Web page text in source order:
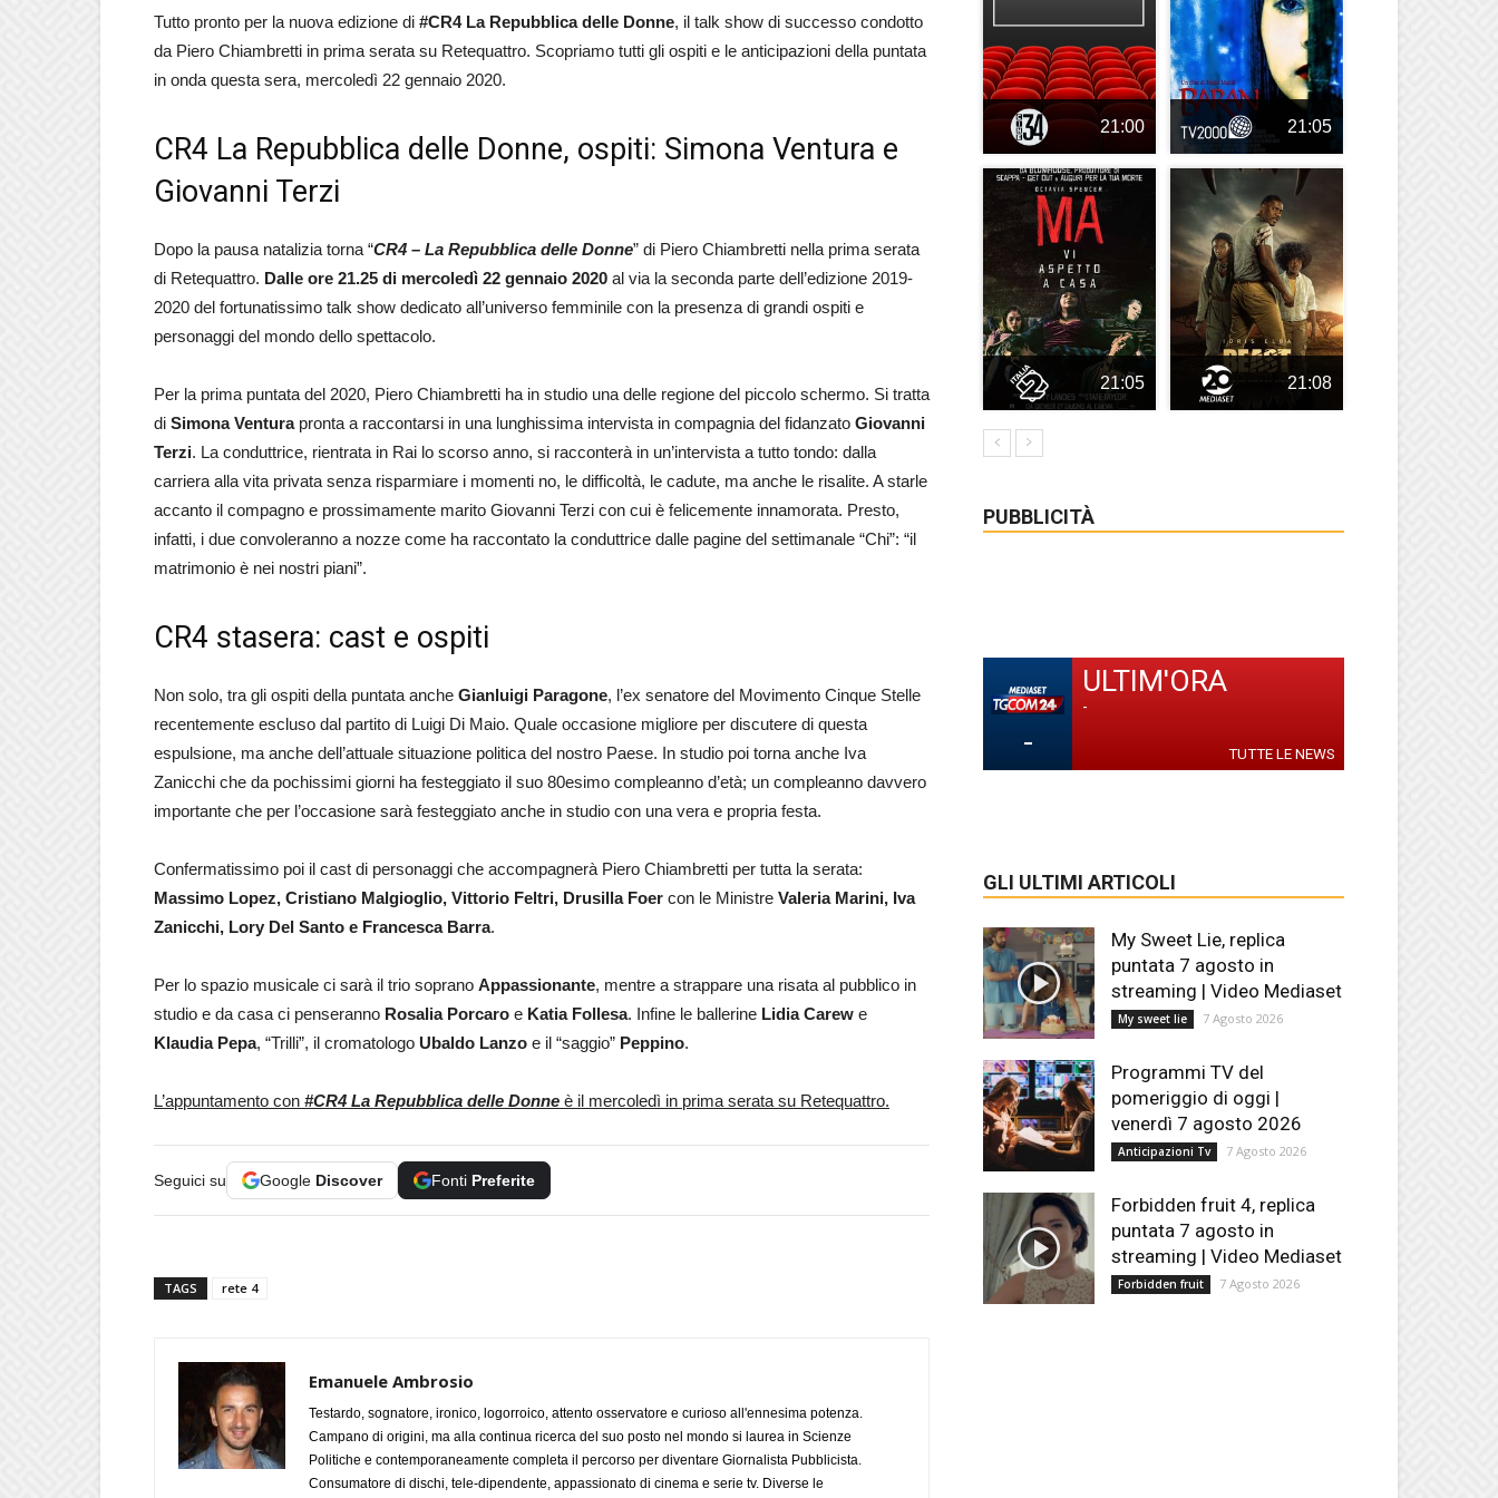
Tutto pronto per la nuova edizione di #CR4 La Repubblica delle Donne, il talk show di successo condotto
da Piero Chiambretti in prima serata su Retequattro. Scopriamo tutti gli ospiti e le anticipazioni della puntata
in onda questa sera, mercoledì 22 gennaio 2020.
CR4 La Repubblica delle Donne, ospiti: Simona Ventura e
Giovanni Terzi
Dopo la pausa natalizia torna “CR4 – La Repubblica delle Donne” di Piero Chiambretti nella prima serata
di Retequattro. Dalle ore 21.25 di mercoledì 22 gennaio 2020 al via la seconda parte dell’edizione 2019-
2020 del fortunatissimo talk show dedicato all’universo femminile con la presenza di grandi ospiti e
personaggi del mondo dello spettacolo.
Per la prima puntata del 2020, Piero Chiambretti ha in studio una delle regione del piccolo schermo. Si tratta
di Simona Venturapronta a raccontarsi in una lunghissima intervista in compagnia del fidanzato Giovanni
Terzi. La conduttrice, rientrata in Rai lo scorso anno, si racconterà in un’intervista a tutto tondo: dalla
carriera alla vita privata senza risparmiare i momenti no, le difficoltà, le cadute, ma anche le risalite. A starle
accanto il compagno e prossimamente marito Giovanni Terzi con cui è felicemente innamorata. Presto,
infatti, i due convoleranno a nozze come ha raccontato la conduttrice dalle pagine del settimanale “Chi”: “il
matrimonio è nei nostri piani”.
CR4 stasera: cast e ospiti
Non solo, tra gli ospiti della puntata anche Gianluigi Paragone, l’ex senatore del Movimento Cinque Stelle
recentemente escluso dal partito di Luigi Di Maio. Quale occasione migliore per discutere di questa
espulsione, ma anche dell’attuale situazione politica del nostro Paese. In studio poi torna anche Iva
Zanicchi che da pochissimi giorni ha festeggiato il suo 80esimo compleanno d’età; un compleanno davvero
importante che per l’occasione sarà festeggiato anche in studio con una vera e propria festa.
Confermatissimo poi il cast di personaggi che accompagnerà Piero Chiambretti per tutta la serata:
Massimo Lopez, Cristiano Malgioglio, Vittorio Feltri, Drusilla Foer con le Ministre Valeria Marini, Iva
Zanicchi, Lory Del Santo e Francesca Barra.
Per lo spazio musicale ci sarà il trio soprano Appassionante, mentre a strappare una risata al pubblico in
studio e da casa ci penseranno Rosalia Porcaro e Katia Follesa. Infine le ballerine Lidia Carew e
Klaudia Pepa, “Trilli”, il cromatologo Ubaldo Lanzo e il “saggio” Peppino.
L’appuntamento con #CR4 La Repubblica delle Donne è il mercoledì in prima serata su Retequattro.
Seguici su Google Discover Fonti Preferite
TAGS rete 4
Emanuele Ambrosio
Testardo, sognatore, ironico, logorroico, attento osservatore e curioso all'ennesima potenza.
Campano di origini, ma alla continua ricerca del suo posto nel mondo si laurea in Scienze
Politiche e contemporaneamente completa il percorso per diventare Giornalista Pubblicista.
Consumatore di dischi, tele-dipendente, appassionato di cinema e serie tv. Diverse le
21:00 21:05
21:05 21:08
PUBBLICITÀ
-
ULTIM'ORA
-
TUTTE LE NEWS
GLI ULTIMI ARTICOLI
My Sweet Lie, replica
puntata 7 agosto in
streaming | Video Mediaset
My sweet lie 7 Agosto 2026
Programmi TV del
pomeriggio di oggi |
venerdì 7 agosto 2026
Anticipazioni Tv 7 Agosto 2026
Forbidden fruit 4, replica
puntata 7 agosto in
streaming | Video Mediaset
Forbidden fruit 7 Agosto 2026